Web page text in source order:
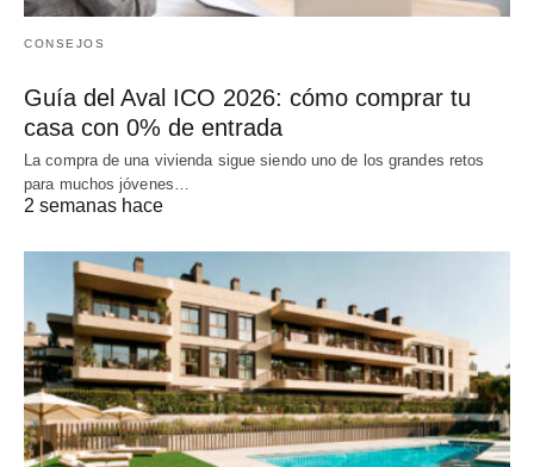
CONSEJOS
Guía del Aval ICO 2026: cómo comprar tu
casa con 0% de entrada
La compra de una vivienda sigue siendo uno de los grandes retos
para muchos jóvenes…
2 semanas hace